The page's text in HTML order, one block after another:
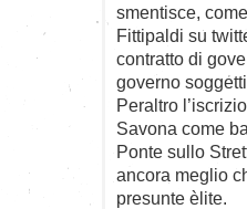
smentisce,
Fittipaldi su
contratto di
governo
Peraltro
Savona come
Ponte sullo
ancora meglio
presunte èlite.